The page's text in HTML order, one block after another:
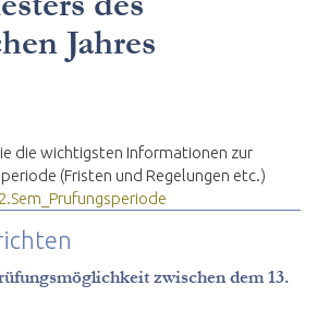
Jahres
die wichtigsten Informationen zur
(Fristen und Regelungen etc.)
zwischen dem 13.